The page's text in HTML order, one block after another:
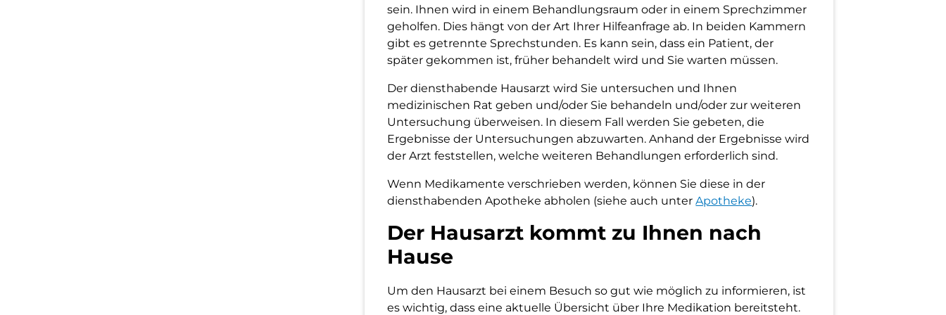
sein. Ihnen wird in einem Behandlungsraum oder in einem Sprechzimmer
geholfen. Dies hängt von der Art Ihrer Hilfeanfrage ab. In beiden Kammern
gibt es getrennte Sprechstunden. Es kann sein, dass ein Patient, der
später gekommen ist, früher behandelt wird und Sie warten müssen.
Der diensthabende Hausarzt wird Sie untersuchen und Ihnen
medizinischen Rat geben und/oder Sie behandeln und/oder zur weiteren
Untersuchung überweisen. In diesem Fall werden Sie gebeten, die
Ergebnisse der Untersuchungen abzuwarten. Anhand der Ergebnisse wird
der Arzt feststellen, welche weiteren Behandlungen erforderlich sind.
Wenn Medikamente verschrieben werden, können Sie diese in der
diensthabenden Apotheke abholen (siehe auch unterApotheke).
Der Hausarzt kommt zu Ihnen nach
Hause
Um den Hausarzt bei einem Besuch so gut wie möglich zu informieren, ist
es wichtig, dass eine aktuelle Übersicht über Ihre Medikation bereitsteht.